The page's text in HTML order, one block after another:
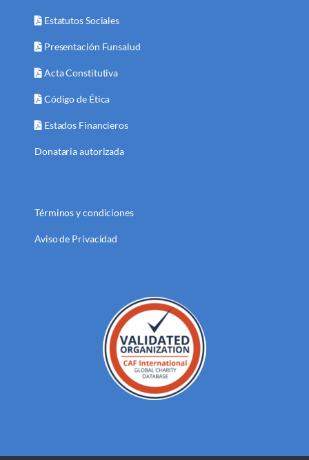
Estatutos Sociales
Presentación Funsalud
Acta Constitutiva
Código de Ética
Estados Financieros
Donataria autorizada
Términos y condiciones
Aviso de Privacidad